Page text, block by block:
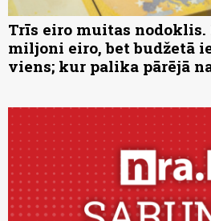
Trīs eiro muitas
miljoni eiro, bet budžetā
viens; kur palika pārējā